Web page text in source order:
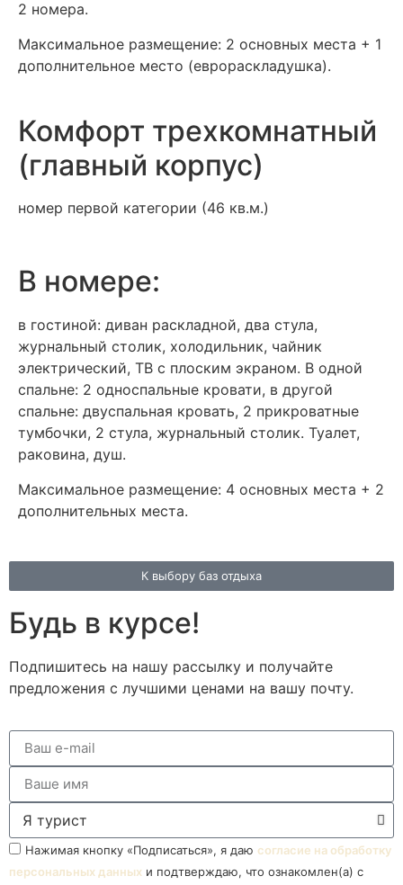
2 номера.
Максимальное размещение: 2 основных места + 1
дополнительное место (еврораскладушка).
Комфорт трехкомнатный
(главный корпус)
номер первой категории (46 кв.м.)
В номере:
в гостиной: диван раскладной, два стула,
журнальный столик, холодильник, чайник
электрический, ТВ с плоским экраном. В одной
спальне: 2 односпальные кровати, в другой
спальне: двуспальная кровать, 2 прикроватные
тумбочки, 2 стула, журнальный столик. Туалет,
раковина, душ.
Максимальное размещение: 4 основных места + 2
дополнительных места.
К выбору баз отдыха
Будь в курсе!
Подпишитесь на нашу рассылку и получайте
предложения с лучшими ценами на вашу почту.
Нажимая кнопку «Подписаться», я даю согласие на обработку
персональных данных и подтверждаю, что ознакомлен(а) с